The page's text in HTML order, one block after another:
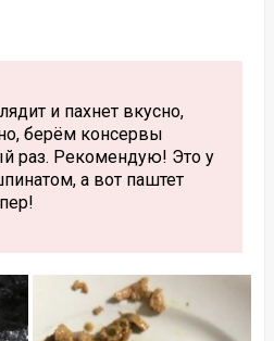
и пахнет вкусно,
берём консервы
раз. Рекомендую! Это у
а вот паштет